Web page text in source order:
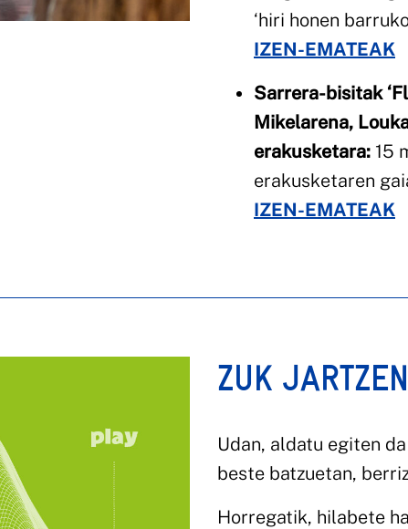
‘hiri honen
IZEN-EMATEAK
Sarrera-bisitak
Mikelarena,
erakusketara: 15
erakusketaren
IZEN-EMATEAK
ZUK
Udan, aldatu egiten
beste batzuetan,
Horregatik, hilabete